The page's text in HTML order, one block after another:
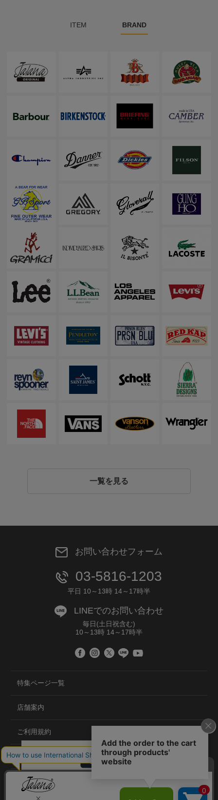
ITEM BRAND
一覧を見る
お問い合わせフォーム
03-5816-1203
平日 10～13時 14～17時半
LINEでのお問い合わせ
毎日(土日祝含む)
10～13時 14～17時半
特集ページ一覧
店舗案内
ご利用規約
プライバシーポリシー
特定商取引法について